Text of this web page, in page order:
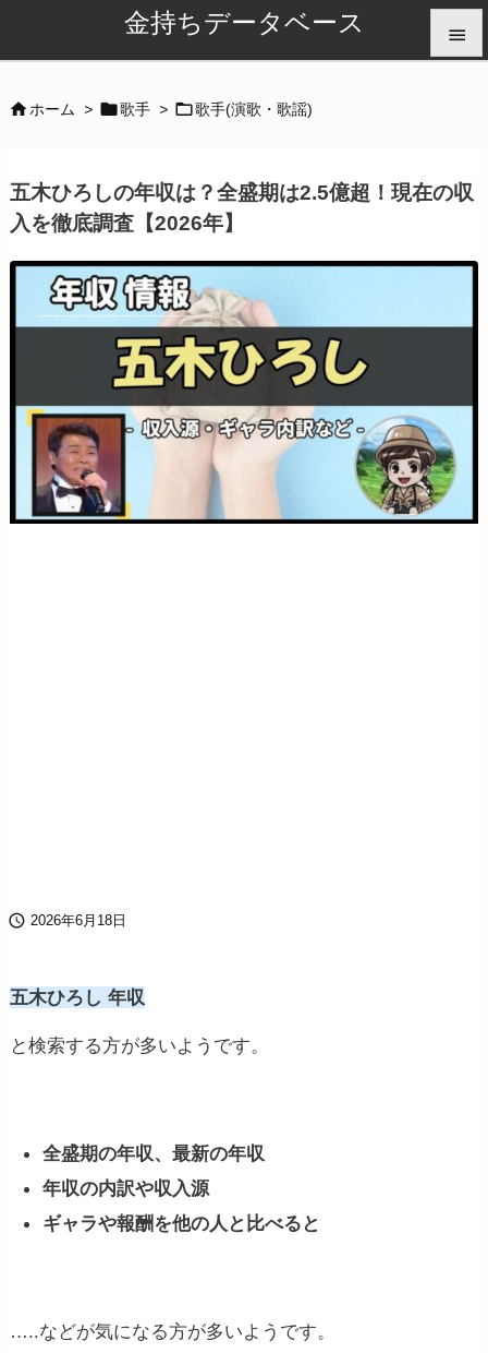
金持ちデータベース 


ホーム > 歌手 > 歌手(演歌・歌謡)
五木ひろしの年収は？全盛期は2.5億超！現在の収
入を徹底調査【2026年】
 2026年6月18日
五木ひろし 年収
と検索する方が多いようです。
全盛期の年収、最新の年収
年収の内訳や収入源
ギャラや報酬を他の人と比べると
…..などが気になる方が多いようです。